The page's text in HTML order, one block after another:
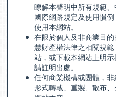
瞭解本聲明中所有規範
國際網路規定及使用慣
使用本網站。
在限於個人及非商業目
慧財產權法律之相關規
站，或下載本網站上明
請註明出處。
任何商業機構或團體，
形式轉載、重製、散布